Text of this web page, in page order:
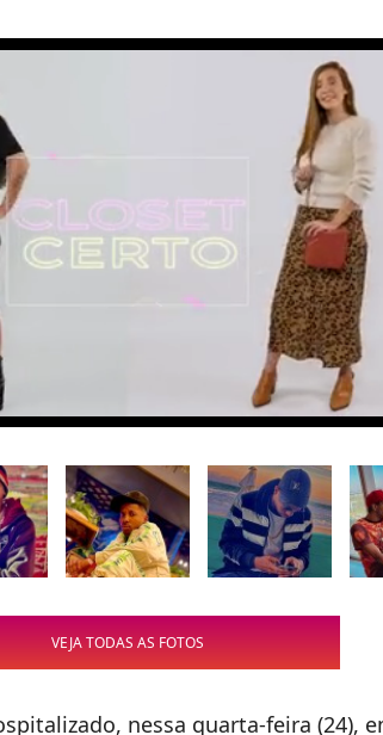
VEJA TODAS AS FOTOS
nessa quarta-feira (24),